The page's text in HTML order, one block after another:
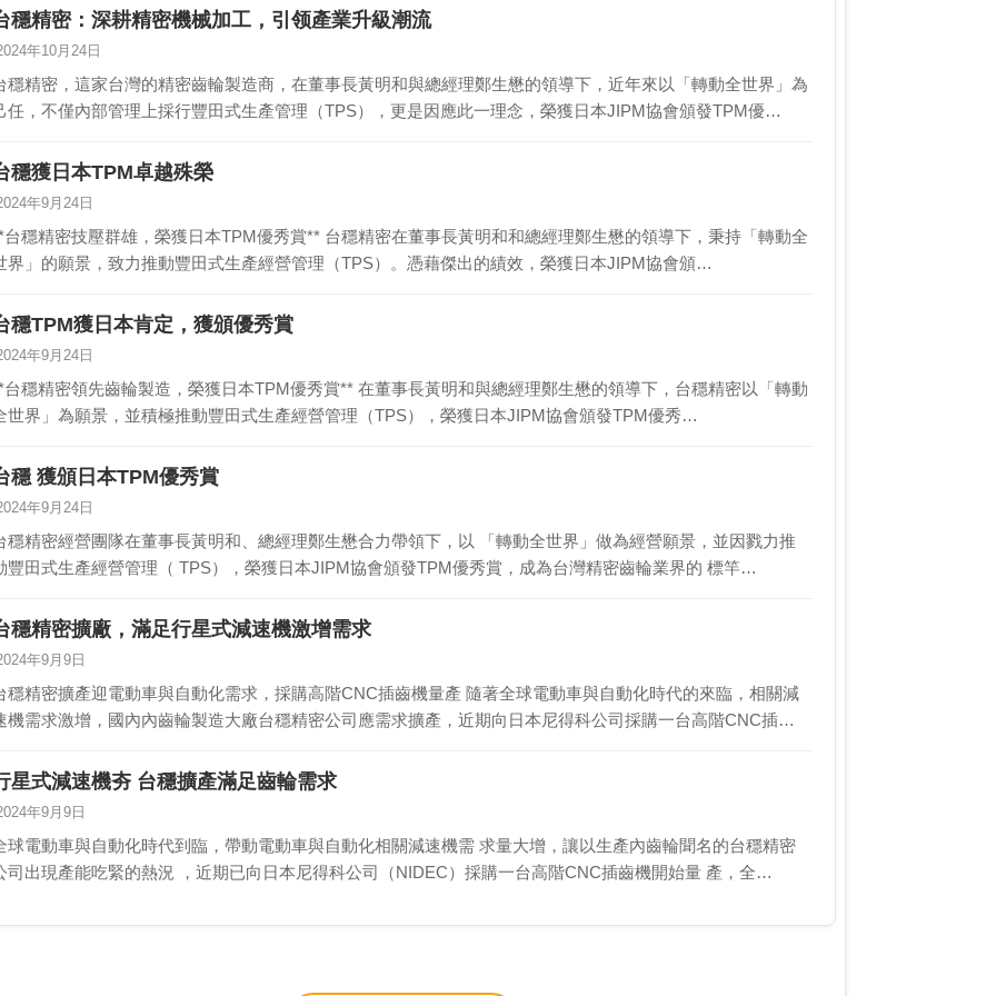
穩精密：深耕精密機械加工，引领產業升級潮流
年10月24日
穩精密，這家台灣的精密齒輪製造商，在董事長黃明和與總經理鄭生懋的領導下，近年來以「轉動全世界」為
任，不僅內部管理上採行豐田式生產管理（TPS），更是因應此一理念，榮獲日本JIPM協會頒發TPM優…
穩獲日本TPM卓越殊榮
年9月24日
穩精密技壓群雄，榮獲日本TPM優秀賞** 台穩精密在董事長黃明和和總經理鄭生懋的領導下，秉持「轉動全
界」的願景，致力推動豐田式生產經營管理（TPS）。憑藉傑出的績效，榮獲日本JIPM協會頒…
穩TPM獲日本肯定，獲頒優秀賞
年9月24日
穩精密領先齒輪製造，榮獲日本TPM優秀賞** 在董事長黃明和與總經理鄭生懋的領導下，台穩精密以「轉動
世界」為願景，並積極推動豐田式生產經營管理（TPS），榮獲日本JIPM協會頒發TPM優秀…
穩 獲頒日本TPM優秀賞
年9月24日
穩精密經營團隊在董事長黃明和、總經理鄭生懋合力帶領下，以 「轉動全世界」做為經營願景，並因戮力推
豐田式生產經營管理（ TPS），榮獲日本JIPM協會頒發TPM優秀賞，成為台灣精密齒輪業界的 標竿…
穩精密擴廠，滿足行星式減速機激增需求
年9月9日
精密擴產迎電動車與自動化需求，採購高階CNC插齒機量產 隨著全球電動車與自動化時代的來臨，相關減
機需求激增，國內內齒輪製造大廠台穩精密公司應需求擴產，近期向日本尼得科公司採購一台高階CNC插…
星式減速機夯 台穩擴產滿足齒輪需求
年9月9日
球電動車與自動化時代到臨，帶動電動車與自動化相關減速機需 求量大增，讓以生產內齒輪聞名的台穩精密
司出現產能吃緊的熱況 ，近期已向日本尼得科公司（NIDEC）採購一台高階CNC插齒機開始量 產，全…